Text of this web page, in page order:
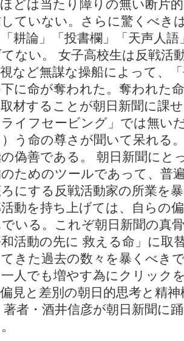
ていない。さらに驚くべき
耕論」「投書欄」「天声人
ない。 女子高校生は反戦活
など無謀な操船によって、
に命が奪われた。奪われた
材することが朝日新聞に課
ライフセービング」では無い
う命の尊さが聞いて呆れる
偽善である。 朝日新聞にと
ためのツールであって、普
にする反戦活動家の所業を
動を持ち上げては、自らの
いる。これぞ朝日新聞の真
活動の先に 救える命」に取
きた過去の数々を暴くべき
人でも増やす為にクリック
見と差別の朝日的思考と精
者・酒井信彦が朝日新聞に